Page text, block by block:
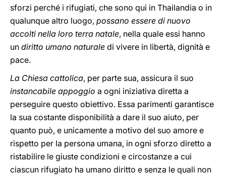
sforzi perché i rifugiati, che sono qui in Thailandia o in
qualunque altro luogo, possano essere di nuovo
accolti nella loro terra natale, nella quale essi hanno
un diritto umano naturale di vivere in libertà, dignità e
pace.
La Chiesa cattolica, per parte sua, assicura il suo
instancabile appoggio a ogni iniziativa diretta a
perseguire questo obiettivo. Essa parimenti garantisce
la sua costante disponibilità a dare il suo aiuto, per
quanto può, e unicamente a motivo del suo amore e
rispetto per la persona umana, in ogni sforzo diretto a
ristabilire le giuste condizioni e circostanze a cui
ciascun rifugiato ha umano diritto e senza le quali non